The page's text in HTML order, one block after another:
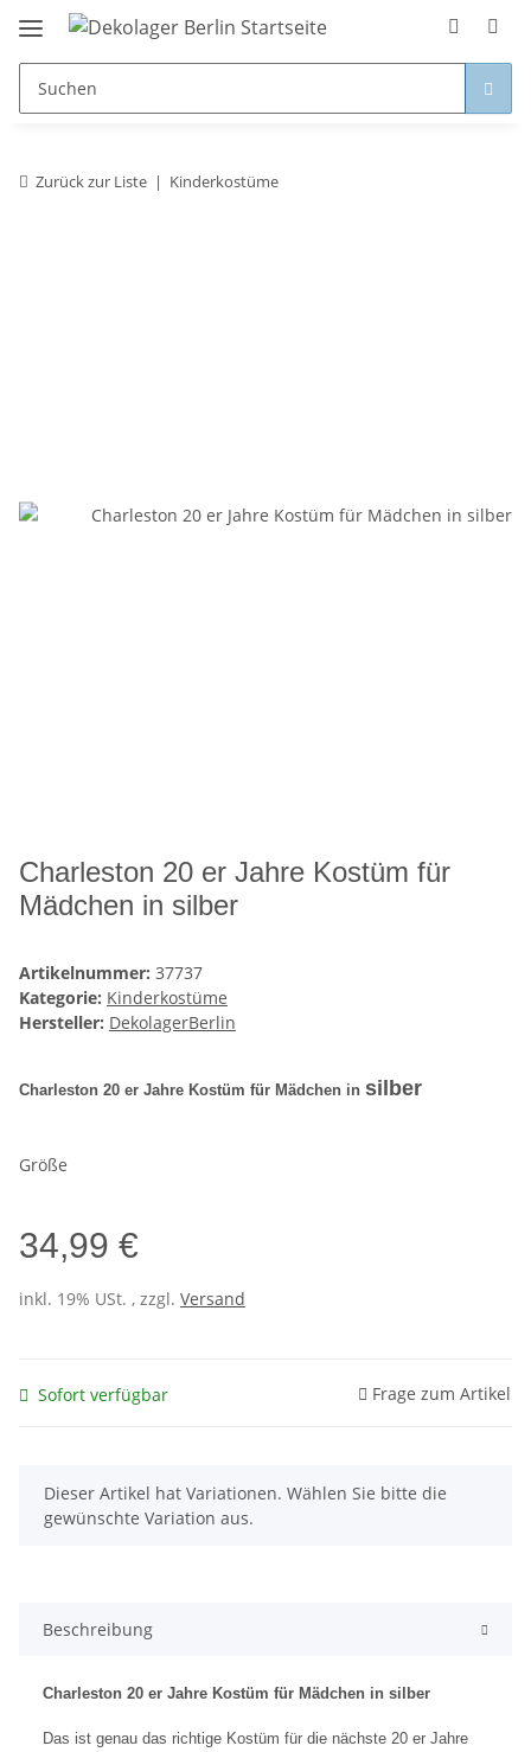
Zurück zur Liste Kinderkostüme
Charleston 20 er Jahre Kostüm für
Mädchen in silber
Artikelnummer: 37737
Kategorie: Kinderkostüme
Hersteller: DekolagerBerlin
Charleston 20 er Jahre Kostüm für Mädchen in silber
Größe
34,99 €
inkl. 19% USt. , zzgl. Versand
Sofort verfügbar Frage zum Artikel
x
Dieser Artikel hat Variationen. Wählen Sie bitte die
gewünschte Variation aus.
Beschreibung
Charleston 20 er Jahre Kostüm für Mädchen in silber
Das ist genau das richtige Kostüm für die nächste 20 er Jahre